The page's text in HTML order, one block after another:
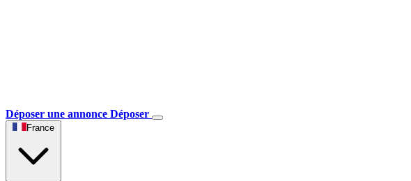
Déposer une annonce Déposer
France